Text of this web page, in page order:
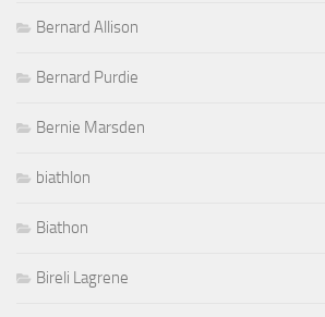
Bernard Allison
Bernard Purdie
Bernie Marsden
biathlon
Biathon
Bireli Lagrene